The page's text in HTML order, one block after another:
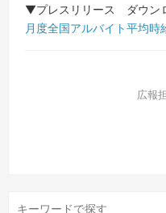
▼プレスリリース ダウン
月度全国アルバイト平均時
広報